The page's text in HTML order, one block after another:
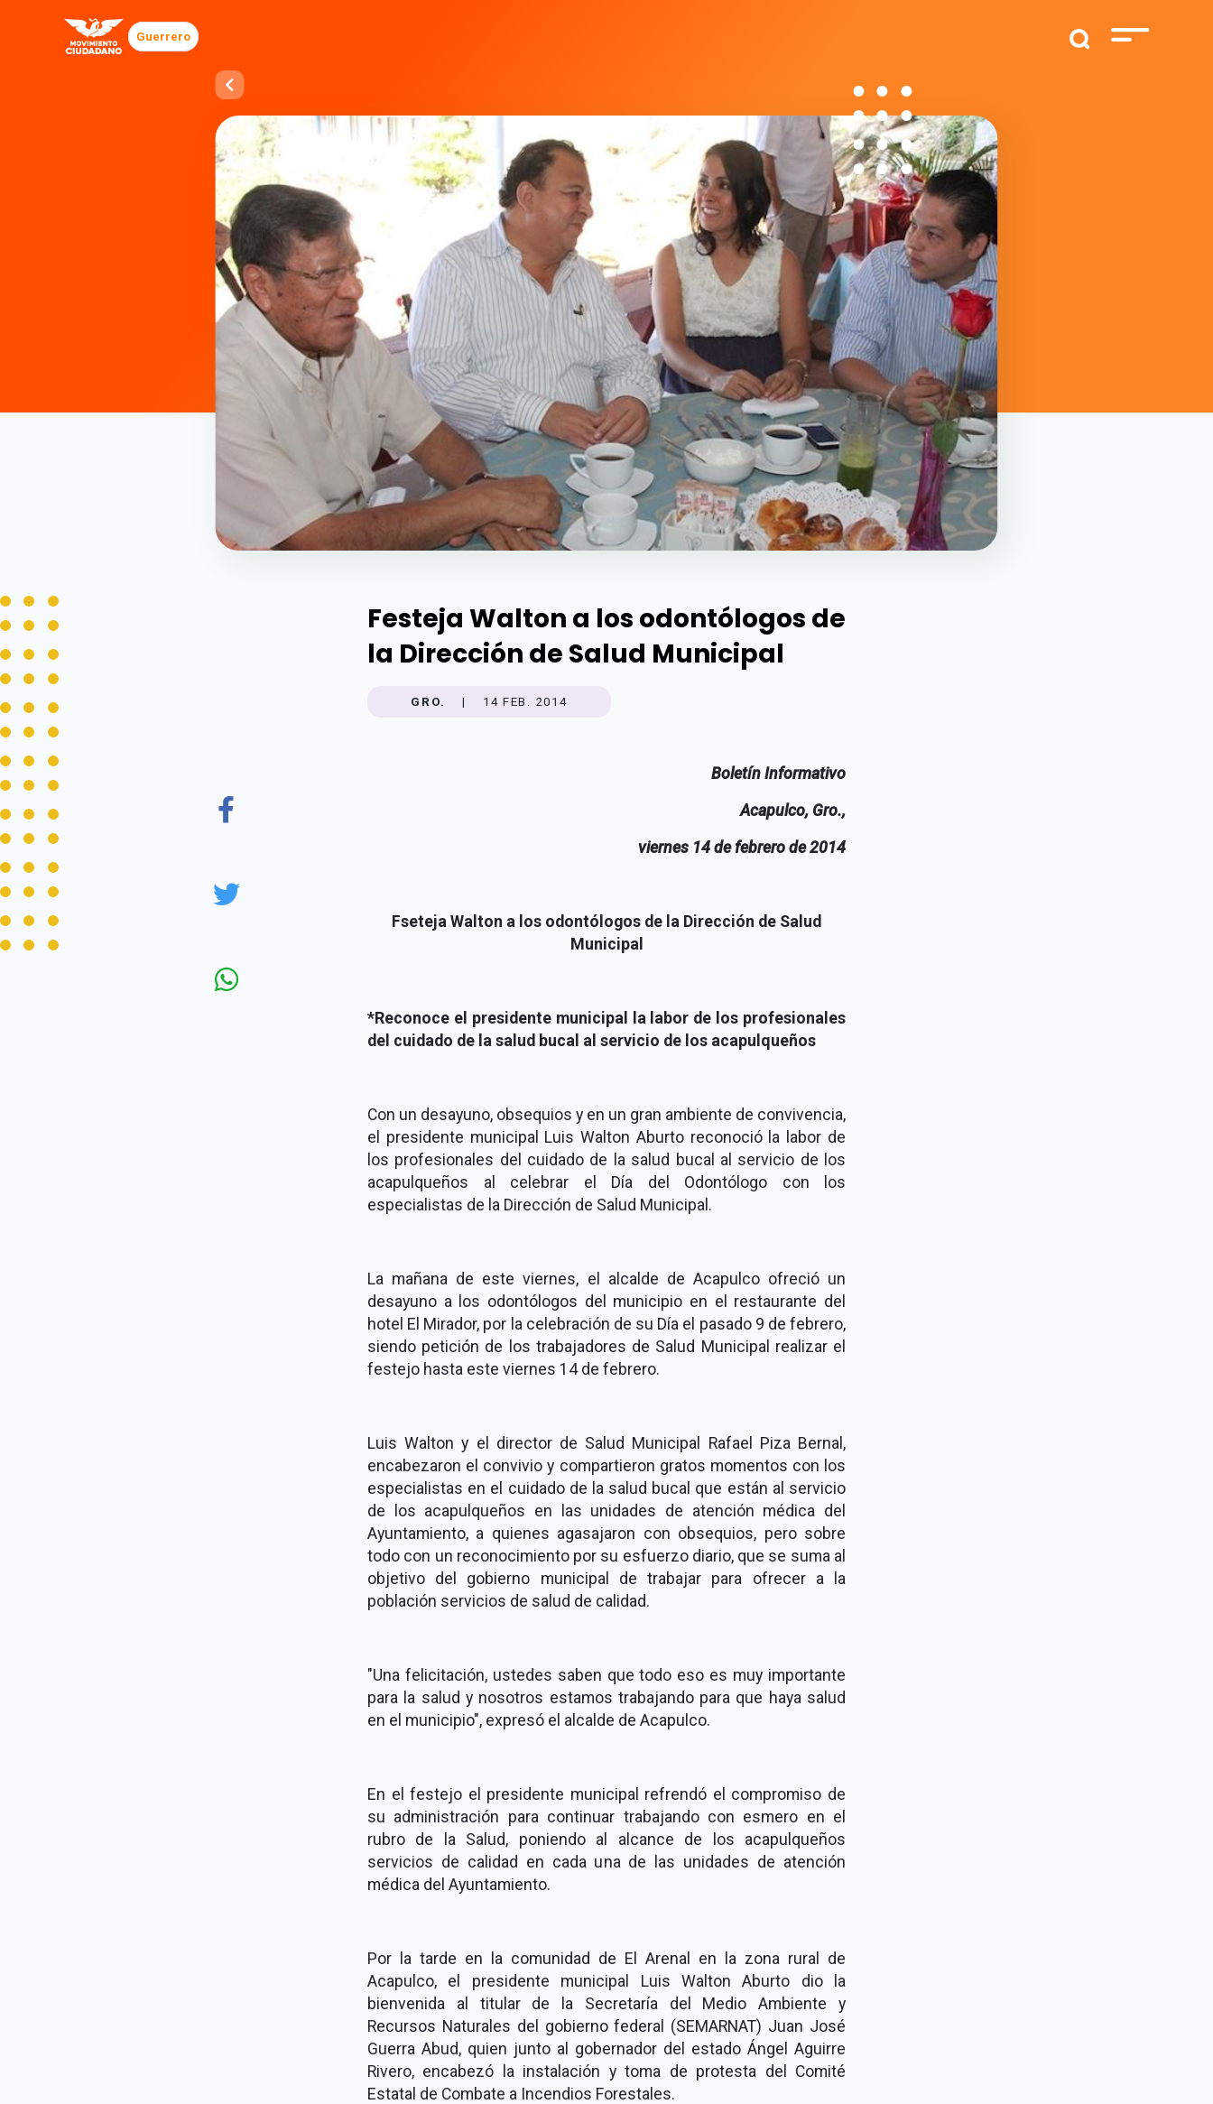
Guerrero
Festeja Walton a los odontólogos de
la Dirección de Salud Municipal
GRO. | 14 FEB. 2014
Boletín Informativo
Acapulco, Gro.,
viernes 14 de febrero de 2014
Fseteja Walton a los odontólogos de la Dirección de Salud
Municipal
*Reconoce el presidente municipal la labor de los profesionales
del cuidado de la salud bucal al servicio de los acapulqueños
Con un desayuno, obsequios y en un gran ambiente de convivencia,
el presidente municipal Luis Walton Aburto reconoció la labor de
los profesionales del cuidado de la salud bucal al servicio de los
acapulqueños al celebrar el Día del Odontólogo con los
especialistas de la Dirección de Salud Municipal.
La mañana de este viernes, el alcalde de Acapulco ofreció un
desayuno a los odontólogos del municipio en el restaurante del
hotel El Mirador, por la celebración de su Día el pasado 9 de febrero,
siendo petición de los trabajadores de Salud Municipal realizar el
festejo hasta este viernes 14 de febrero.
Luis Walton y el director de Salud Municipal Rafael Piza Bernal,
encabezaron el convivio y compartieron gratos momentos con los
especialistas en el cuidado de la salud bucal que están al servicio
de los acapulqueños en las unidades de atención médica del
Ayuntamiento, a quienes agasajaron con obsequios, pero sobre
todo con un reconocimiento por su esfuerzo diario, que se suma al
objetivo del gobierno municipal de trabajar para ofrecer a la
población servicios de salud de calidad.
"Una felicitación, ustedes saben que todo eso es muy importante
para la salud y nosotros estamos trabajando para que haya salud
en el municipio", expresó el alcalde de Acapulco.
En el festejo el presidente municipal refrendó el compromiso de
su administración para continuar trabajando con esmero en el
rubro de la Salud, poniendo al alcance de los acapulqueños
servicios de calidad en cada una de las unidades de atención
médica del Ayuntamiento.
Por la tarde en la comunidad de El Arenal en la zona rural de
Acapulco, el presidente municipal Luis Walton Aburto dio la
bienvenida al titular de la Secretaría del Medio Ambiente y
Recursos Naturales del gobierno federal (SEMARNAT) Juan José
Guerra Abud, quien junto al gobernador del estado Ángel Aguirre
Rivero, encabezó la instalación y toma de protesta del Comité
Estatal de Combate a Incendios Forestales.